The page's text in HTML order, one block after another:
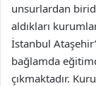
unsurlardan
aldıkları
İstanbul
bağlamda
çıkmaktadır.